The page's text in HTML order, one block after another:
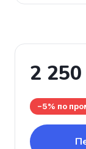
2
−5% по